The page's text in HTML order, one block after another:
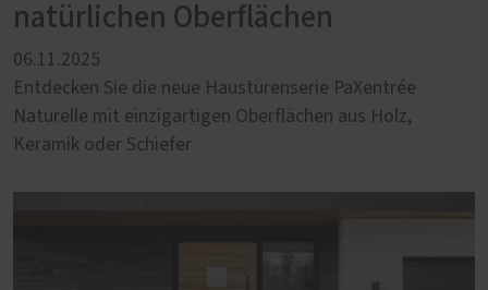
natürlichen Oberflächen
06.11.2025
Entdecken Sie die neue Haustürenserie PaXentrée
Naturelle mit einzigartigen Oberflächen aus Holz,
Keramik oder Schiefer